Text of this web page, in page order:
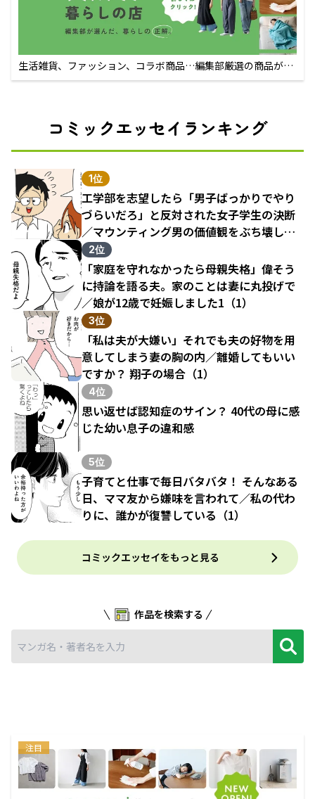
生活雑貨、ファッション、コラボ商品…編集部厳選の商品が買
えるECサイト
コミックエッセイランキング
1位
工学部を志望したら「男子ばっかりでやり
づらいだろ」と反対された女子学生の決断
／マウンティング男の価値観をぶち壊した
結果（1）
2位
「家庭を守れなかったら母親失格」偉そう
に持論を語る夫。家のことは妻に丸投げで
／娘が12歳で妊娠しました1（1）
3位
「私は夫が大嫌い」それでも夫の好物を用
意してしまう妻の胸の内／離婚してもいい
ですか？ 翔子の場合（1）
4位
思い返せば認知症のサイン？ 40代の母に感
じた幼い息子の違和感
5位
子育てと仕事で毎日バタバタ！ そんなある
日、ママ友から嫌味を言われて／私の代わ
りに、誰かが復讐している（1）
コミックエッセイをもっと見る
作品を検索する
注目